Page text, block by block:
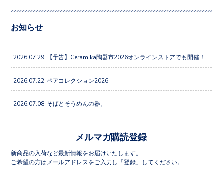
お知らせ
2026.07.29 【予告】Ceramika陶器市2026オンラインストアでも開催！
2026.07.22 ペアコレクション2026
2026.07.08 そばとそうめんの器。
メルマガ購読登録
新商品の入荷など最新情報をお届けいたします。
ご希望の方はメールアドレスをご入力し「登録」してください。